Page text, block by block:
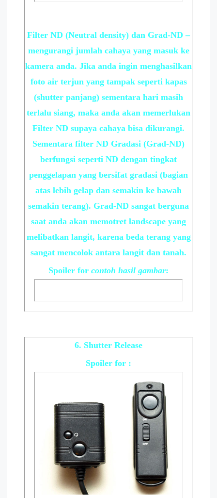
Filter ND (Neutral density) dan Grad-ND –
mengurangi jumlah cahaya yang masuk ke
kamera anda. Jika anda ingin menghasilkan
foto air terjun yang tampak seperti kapas
(shutter panjang) sementara hari masih
terlalu siang, maka anda akan memerlukan
Filter ND supaya cahaya bisa dikurangi.
Sementara filter ND Gradasi (Grad-ND)
berfungsi seperti ND dengan tingkat
penggelapan yang bersifat gradasi (bagian
atas lebih gelap dan semakin ke bawah
semakin terang). Grad-ND sangat berguna
saat anda akan memotret landscape yang
melibatkan langit, karena beda terang yang
sangat mencolok antara langit dan tanah.
Spoiler for contoh hasil gambar:
6. Shutter Release
Spoiler for :